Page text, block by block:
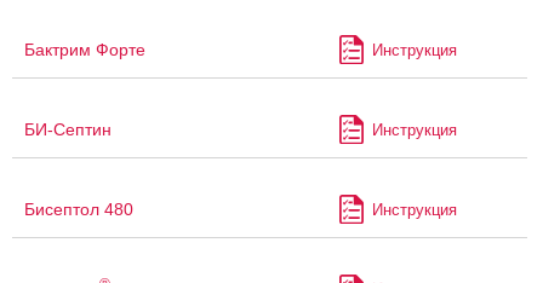
Бактрим Форте Инструкция
БИ-Септин Инструкция
Бисептол 480 Инструкция